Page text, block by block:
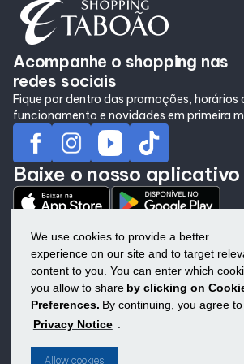
We use cookies to provide a better
experience on our site and to target
content to you. You can enter which
you allow to share by clicking on
Preferences. By continuing, you agree
Privacy Notice .
Allow cookies
Acompanhe o shopping nas
redes sociais
Fique por dentro das promoções, horários
funcionamento e novidades em primeira
Baixe o nosso aplicativo